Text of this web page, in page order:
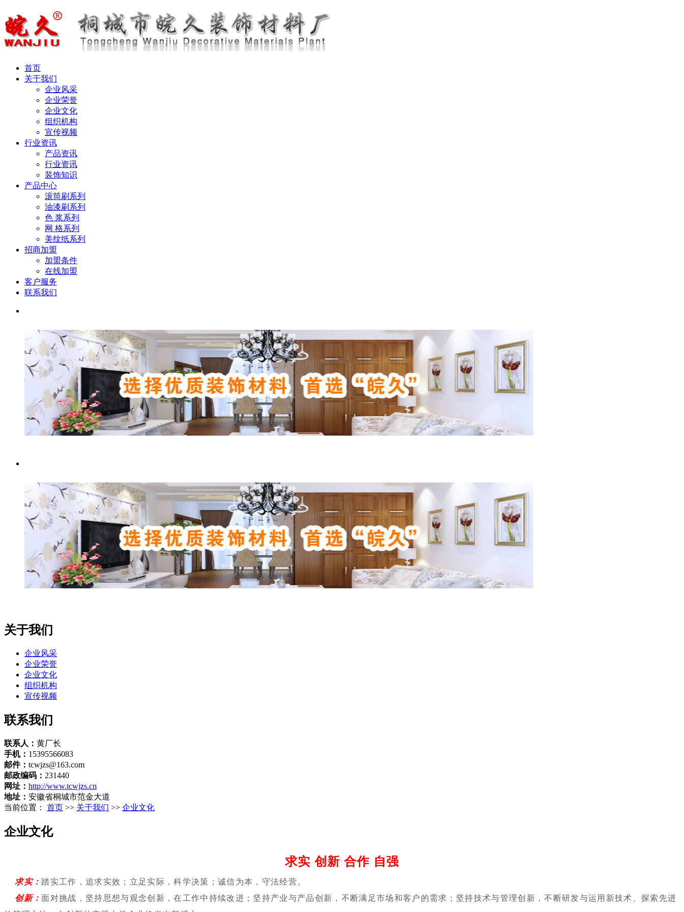
首页
关于我们
企业风采
企业荣誉
企业文化
组织机构
宣传视频
行业资讯
产品资讯
行业资讯
装饰知识
产品中心
滚筒刷系列
油漆刷系列
色 浆系列
网 格系列
美纹纸系列
招商加盟
加盟条件
在线加盟
客户服务
联系我们
关于我们
企业风采
企业荣誉
企业文化
组织机构
宣传视频
联系我们
联系人： 黄厂长
手机： 15395566083
邮件： tcwjzs@163.com
邮政编码： 231440
网址： http://www.tcwjzs.cn
地址： 安徽省桐城市范金大道
当前位置： 首页 >> 关于我们 >> 企业文化
企业文化
求实 创新 合作 自强
求实： 踏实工作，追求实效；立足实际，科学决策；诚信为本，守法经营。
创新：面对挑战，坚持思想与观念创新，在工作中持续改进；坚持产业与产品创新，不断满足市场和客户的需求；坚持技术与管理创新，不断研发与运用新技术、探索先进